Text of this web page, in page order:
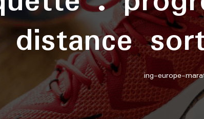
distance
ing-europe-